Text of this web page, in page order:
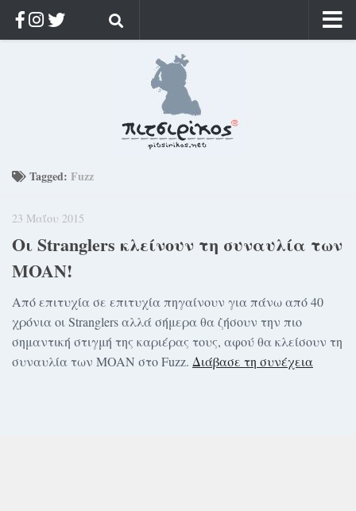
Ρίζα & Διάρκεια
Διαφήμιση
Γίνετε συνδρομητής
Μόνο για συνδρομητές
Log in
Tagged: Fuzz
23 Μαΐου 2015
Οι Stranglers κλείνουν τη συναυλία των
MOAN!
Από επιτυχία σε επιτυχία πηγαίνουν για πάνω από 40
χρόνια οι Stranglers αλλά σήμερα θα ζήσουν την πιο
σημαντική στιγμή της καριέρας τους, αφού θα κλείσουν τη
συναυλία των MOAN στο Fuzz. Διάβασε τη συνέχεια